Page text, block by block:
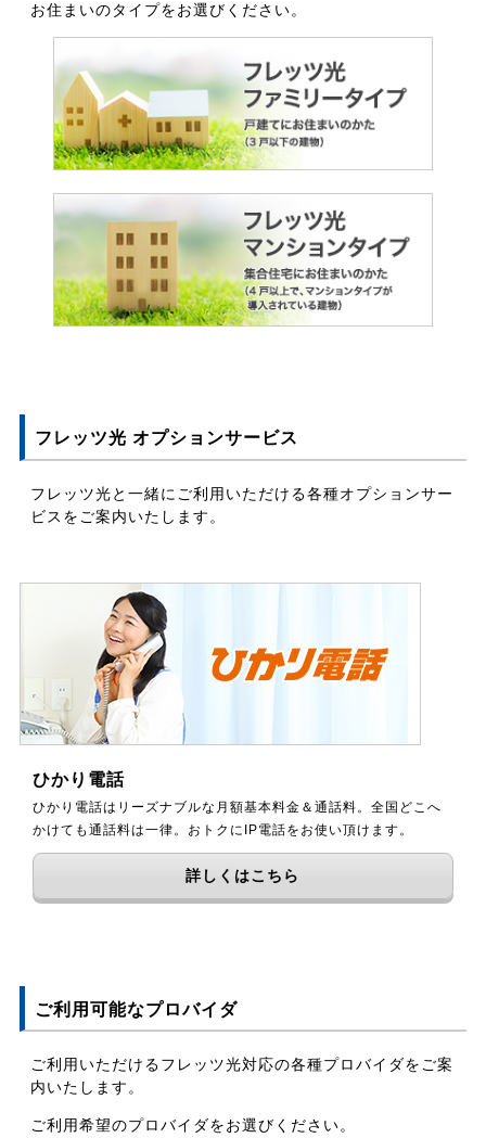
お住まいのタイプをお選びください。
フレッツ光 オプションサービス
フレッツ光と一緒にご利用いただける各種オプションサー
ビスをご案内いたします。
ひかり電話
ひかり電話はリーズナブルな月額基本料金＆通話料。全国どこへ
かけても通話料は一律。おトクにIP電話をお使い頂けます。
詳しくはこちら
ご利用可能なプロバイダ
ご利用いただけるフレッツ光対応の各種プロバイダをご案
内いたします。
ご利用希望のプロバイダをお選びください。